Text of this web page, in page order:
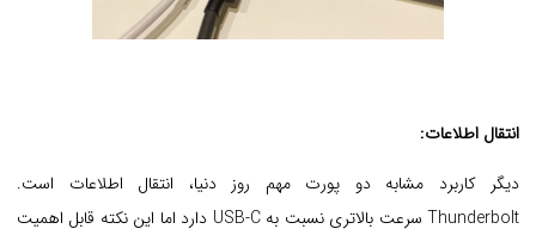
انتقال اطلاعات:
دیگر کاربرد مشابه دو پورت مهم روز دنیا، انتقال اطلاعات است.
Thunderbolt سرعت بالاتری نسبت به USB-C دارد اما این نکته قابل اهمیت